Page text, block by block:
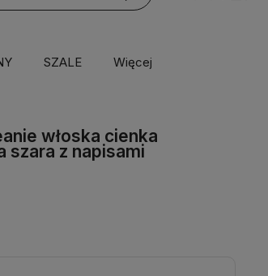
SZALE Więcej
włoska cienka
szara z napisami